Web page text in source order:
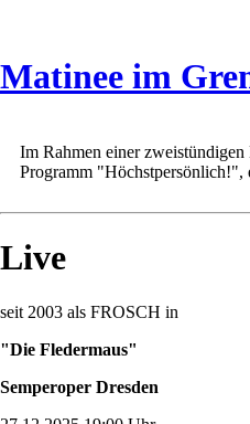
Matinee im
Im Rahmen einer
Programm "Höchstpersönlich!",
Live
seit 2003 als FROSCH in
"Die Fledermaus"
Semperoper Dresden